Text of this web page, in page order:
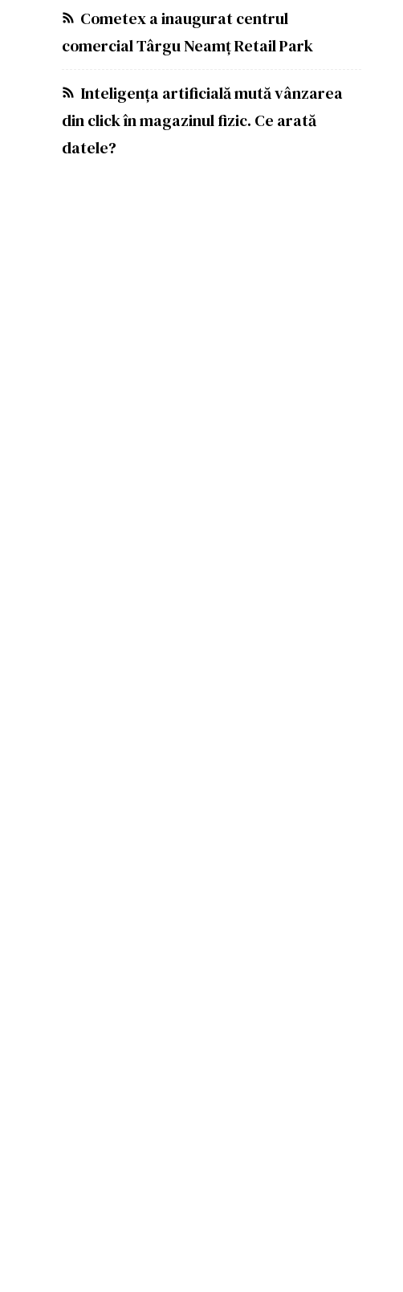
Cometex a inaugurat centrul
comercial Târgu Neamț Retail Park
Inteligența artificială mută vânzarea
din click în magazinul fizic. Ce arată
datele?